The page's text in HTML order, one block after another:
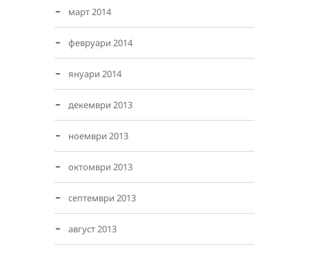
март 2014
февруари 2014
януари 2014
декември 2013
ноември 2013
октомври 2013
септември 2013
август 2013